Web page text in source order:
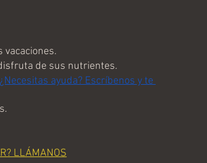
vacaciones.
de sus nutrientes.
¿Necesitas ayuda? Escríbenos y te
LLÁMANOS